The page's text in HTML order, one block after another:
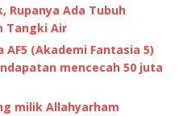
Rupanya Ada Tubuh
Tangki Air
(Akademi Fantasia 5)
mencecah 50 juta
milik Allahyarham